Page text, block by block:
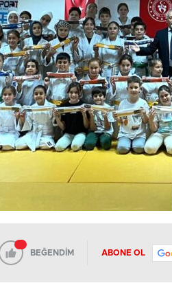
BEĞENDİM ABONE OL